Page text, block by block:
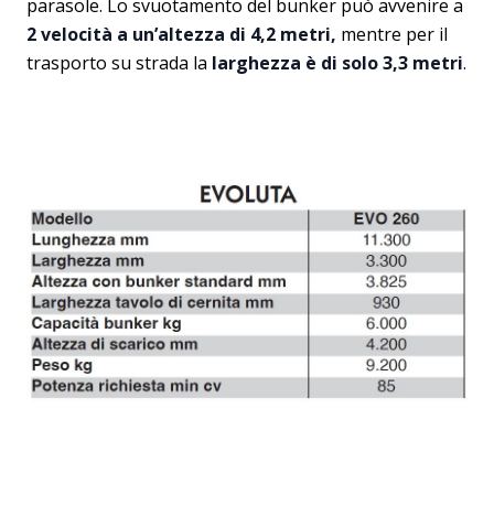
parasole. Lo svuotamento del bunker può avvenire a
2 velocità a un’altezza di 4,2 metri, mentre per il
trasporto su strada la larghezza è di solo 3,3 metri.